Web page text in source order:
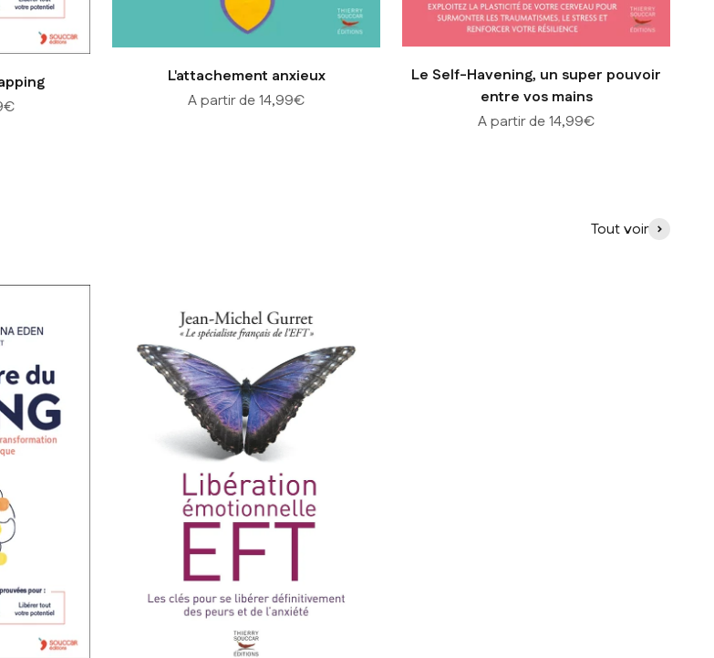
L'attachement anxieux
Prix de vente
A partir de 14,99€
Le Self-Havening, un super pouvoir
entre vos mains
Prix de vente
A partir de 14,99€
Tout voir